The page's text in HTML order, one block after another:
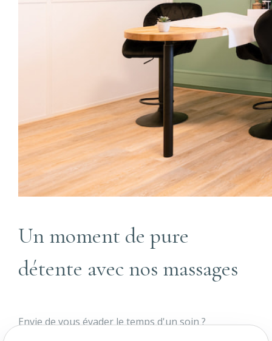
Un moment de pure
détente avec nos massages
Envie de vous évader le temps d'un soin ?